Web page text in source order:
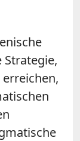
Strategie,